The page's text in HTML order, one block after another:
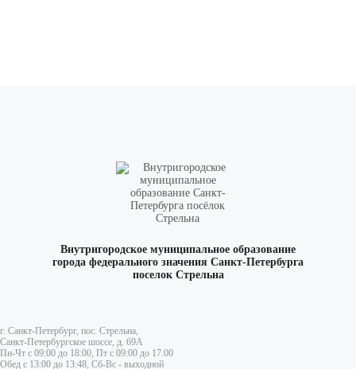
Внутригородское муниципальное образование
города федерального значения Санкт-Петербурга
поселок Стрельна
г. Санкт-Петербург, пос. Стрельна,
Санкт-Петербургское шоссе, д. 69А
Пн-Чт с 09:00 до 18:00, Пт с 09:00 до 17:00
Обед с 13:00 до 13:48, Сб-Вс - выходной